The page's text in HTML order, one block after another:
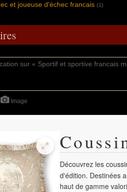
et joueuse d'échec francais (1)
Image
Découvrez les
d'édition. Destinées
haut de gamme